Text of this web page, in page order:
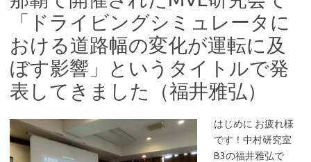
「ドライビングシミュレータに
おける道路幅の変化が運転に及
ぼす影響」というタイトルで発
表してきました（福井雅弘）
はじめに お疲れ様
です！中村研究室
B3の福井雅弘で